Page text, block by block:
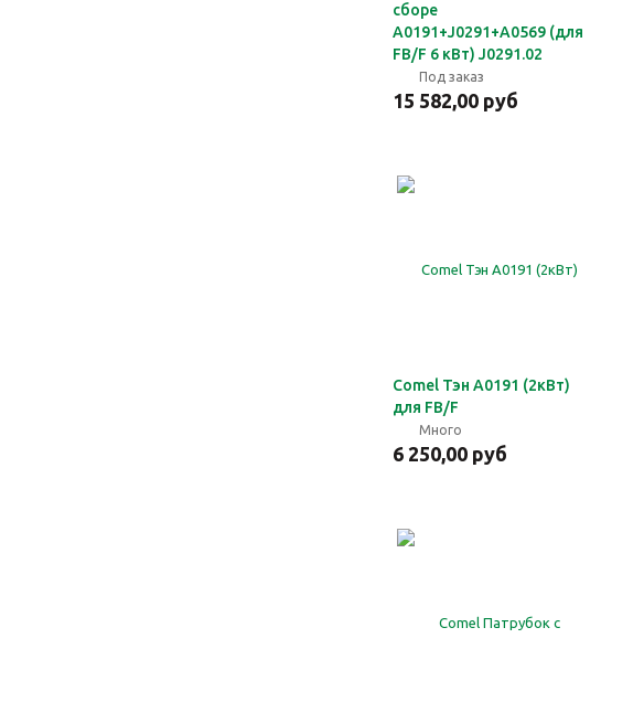
сборе
A0191+J0291+A0569 (для
FB/F 6 кВт) J0291.02
Под заказ
15 582,00 руб
Comel Тэн A0191 (2кВт)
для FB/F
Много
6 250,00 руб